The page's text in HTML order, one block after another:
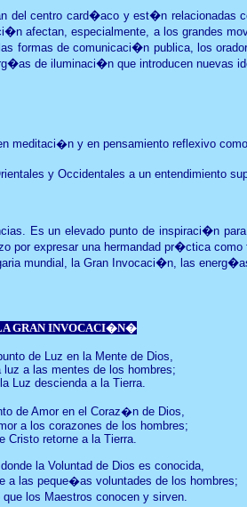
centro card�aco y est�n
afectan, especialmente, a los grandes
de comunicaci�n publica, los
de iluminaci�n que introducen nuevas
meditaci�n y en pensamiento reflexivo
y Occidentales a un entendimiento
Es un elevado punto de inspiraci�n
expresar una hermandad pr�ctica
mundial, la Gran Invocaci�n, las
GRAN INVOCACI�N�
de Luz en la Mente de Dios,
luz a las mentes de los hombres;
Luz descienda a la Tierra.
de Amor en el Coraz�n de Dios,
a los corazones de los hombres;
Cristo retorne a la Tierra.
la Voluntad de Dios es conocida,
las peque�as voluntades de los hombres;
los Maestros conocen y sirven.